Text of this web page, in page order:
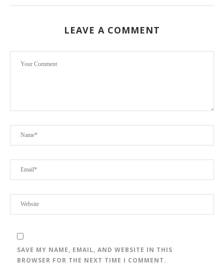
LEAVE A COMMENT
SAVE MY NAME, EMAIL, AND WEBSITE IN THIS
BROWSER FOR THE NEXT TIME I COMMENT.